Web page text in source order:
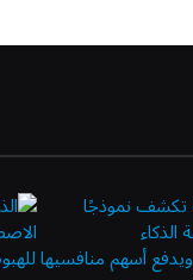
تكشف نموذجًا
أسهم منافسيها